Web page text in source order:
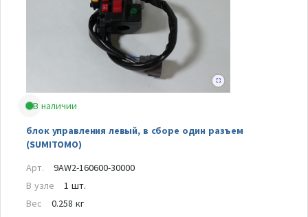
В наличии
блок управления левый, в сборе один разъем
(SUMITOMO)
Арт.
9AW2-160600-30000
В узле
1 шт.
Вес
0.258 кг